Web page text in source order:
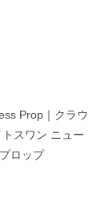
Prop｜クラウ
スワン ニュー
ロップ